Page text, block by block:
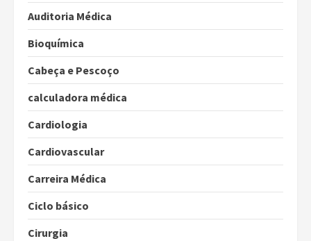
Auditoria Médica
Bioquímica
Cabeça e Pescoço
calculadora médica
Cardiologia
Cardiovascular
Carreira Médica
Ciclo básico
Cirurgia